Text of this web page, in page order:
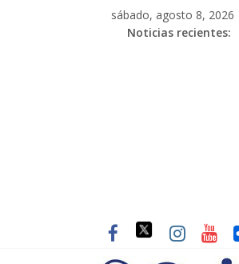
sábado, agosto 8, 2026
Noticias recientes: